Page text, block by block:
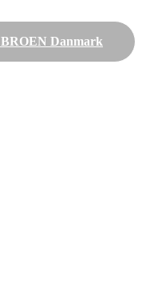
BROEN Danmark